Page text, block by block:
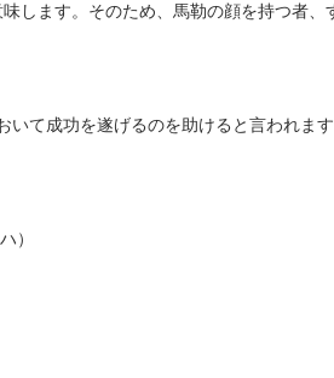
します。そのため、馬勒の顔を持つ者、
て成功を遂げるのを助けると言われます
）